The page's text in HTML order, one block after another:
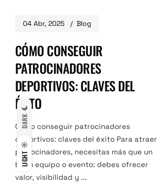
LIGHT
DARK
04 Abr, 2025 Blog
CÓMO CONSEGUIR
PATROCINADORES
DEPORTIVOS: CLAVES DEL
ÉXITO
Cómo conseguir patrocinadores
deportivos: claves del éxito Para atraer
patrocinadores, necesitas más que un
buen equipo o evento: debes ofrecer
valor, visibilidad y ...